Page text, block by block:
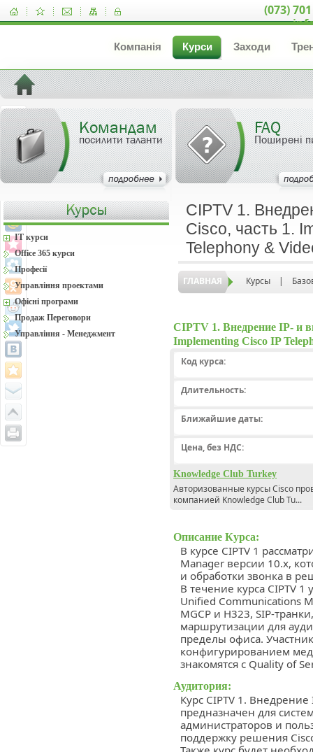
(073)
Компанія Курси Заходи
Командам
посилити таланти
FAQ
Поширені
CIPTV 1.
Cisco, часть 1.
Telephony &
ГЛАВНАЯ Курсы |
CIPTV 1. Внедрение IP- и
Implementing Cisco IP
Код курса:
Длительность:
Ближайшие даты:
Цена, без НДС:
Knowledge Club Turkey
Авторизованные курсы Сisco
компанией Knowledge Club Tu...
Описание Курса:
В курсе CIPTV 1
Manager версии 10.x,
и обработки звонка в
В течение курса CIPTV 1
Unified Communications
MGCP и Н323, SIP-
маршрутизации для
пределы офиса.
конфигурированием
знакомятся с Quality of
Аудитория:
Курс CIPTV 1.
предназначен для
администраторов и
поддержку решения
IT курси
Office 365 курси
Професії
Управління проектами
Офісні програми
Продаж Переговори
Управління - Менеджмент